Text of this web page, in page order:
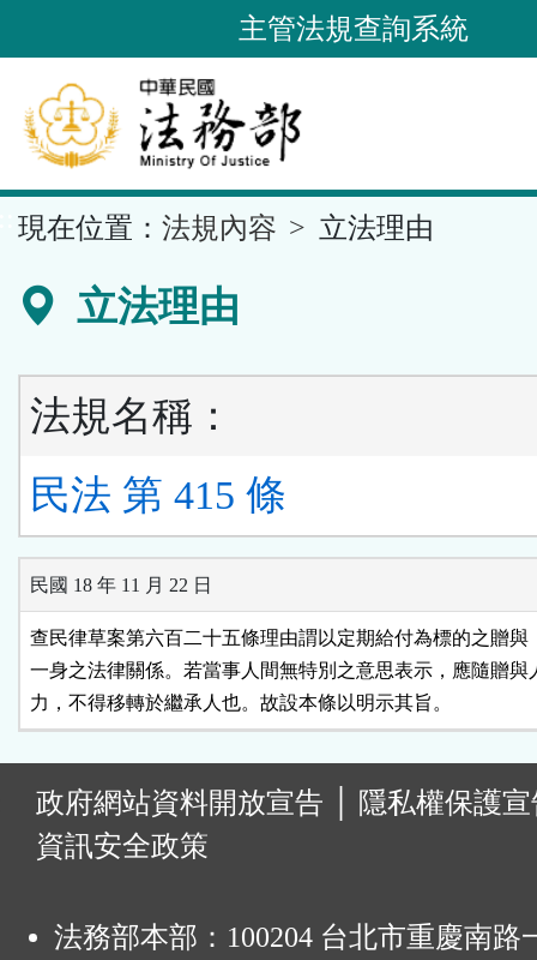
到
要
內
容
區
主管法規查詢系統
現在位置： 法規內容 立法理由
立法理由
法規名稱：
民法 第 415 條
民國 18 年 11 月 22 日
查民律草案第六百二十五條理由謂以定期給付為標的之贈與
一身之法律關係。若當事人間無特別之意思表示，應隨贈與
政府網站資料開放宣告
隱私權保護
資訊安全政策
法務部本部：100204 台北市重慶南路